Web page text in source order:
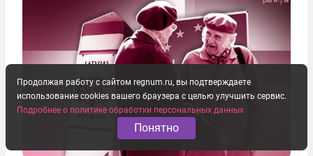
Продолжая работу с сайтом regnum.ru, вы подтверждаете
использование cookies вашего браузера с целью улучшить сервис.
Подробнее о политике обработки персональных данных
Понятно